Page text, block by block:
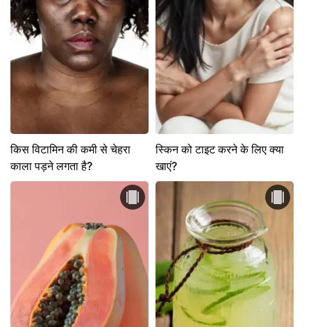
किस विटामिन की कमी से चेहरा
काला पड़ने लगता है?
स्किन को टाइट करने के लिए क्या
खाएं?